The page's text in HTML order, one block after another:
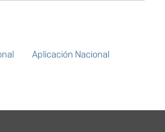
Aplicación Nacional
Institucional de